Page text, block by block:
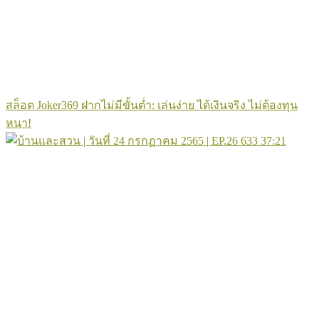
สล็อต Joker369 ฝากไม่มีขั้นต่ำ: เล่นง่าย ได้เงินจริง ไม่ต้องทุน
หนา!
633 37:21